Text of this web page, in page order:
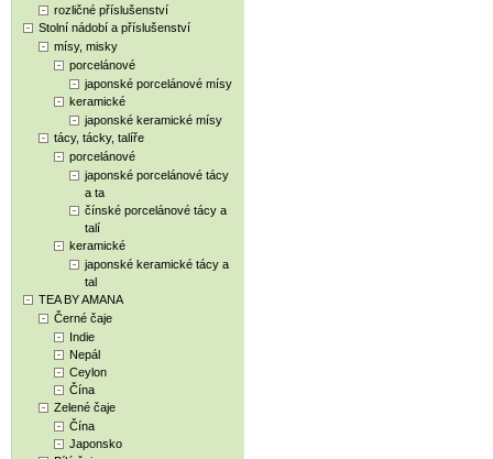
rozličné příslušenství
Stolní nádobí a příslušenství
mísy, misky
porcelánové
japonské porcelánové mísy
keramické
japonské keramické mísy
tácy, tácky, talíře
porcelánové
japonské porcelánové tácy
a ta
čínské porcelánové tácy a
talí
keramické
japonské keramické tácy a
tal
TEA BY AMANA
Černé čaje
Indie
Nepál
Ceylon
Čína
Zelené čaje
Čína
Japonsko